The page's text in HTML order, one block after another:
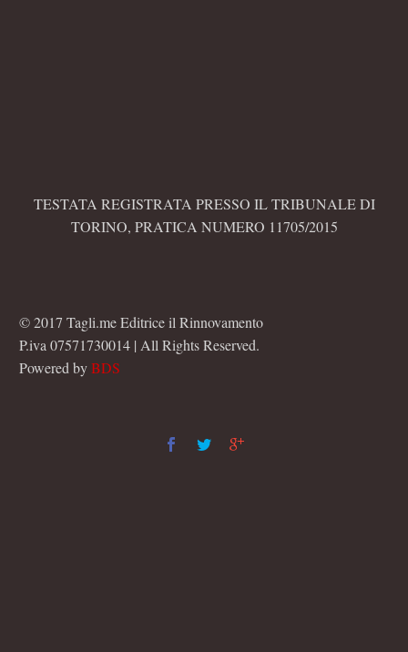
TESTATA REGISTRATA PRESSO IL TRIBUNALE DI
TORINO, PRATICA NUMERO 11705/2015
© 2017 Tagli.me Editrice il Rinnovamento
P.iva 07571730014 | All Rights Reserved.
Powered byBDS